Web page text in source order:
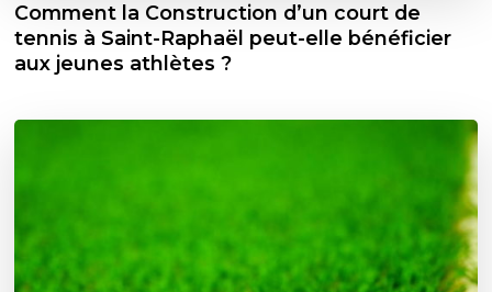
Comment la Construction d’un court de
tennis à Saint-Raphaël peut-elle bénéficier
aux jeunes athlètes ?